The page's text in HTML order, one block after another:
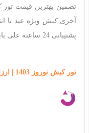
تضمین بهترین قیمت تور
آخریکیش ویژه عید با
پشتیبانی 24 ساعته علی بابا رتبه 1 ...
تور کیش نوروز 1403 | ارزان ترین قیمت + آفر ویژه تفریحات